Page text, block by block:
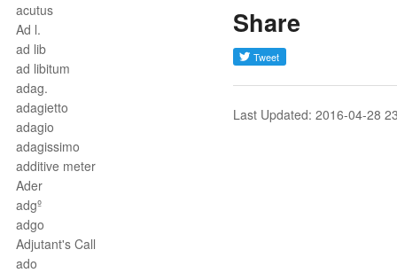
acutus
Ad l.
ad lib
ad libitum
adag.
adagietto
adagio
adagissimo
additive meter
Ader
adgº
adgo
Adjutant's Call
ado
Share
Last Updated: 2016-04-28